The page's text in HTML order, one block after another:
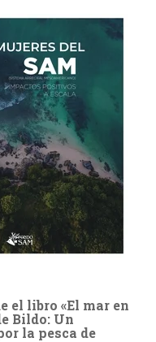
el libro «El mar en
Bildo: Un
la pesca de